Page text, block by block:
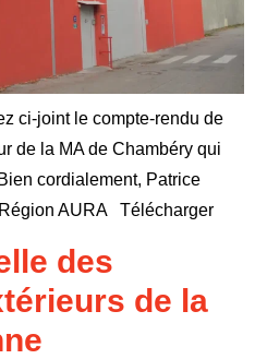
ci-joint le compte-rendu de
de la MA de Chambéry qui
cordialement, Patrice
AURA Télécharger
des
de la